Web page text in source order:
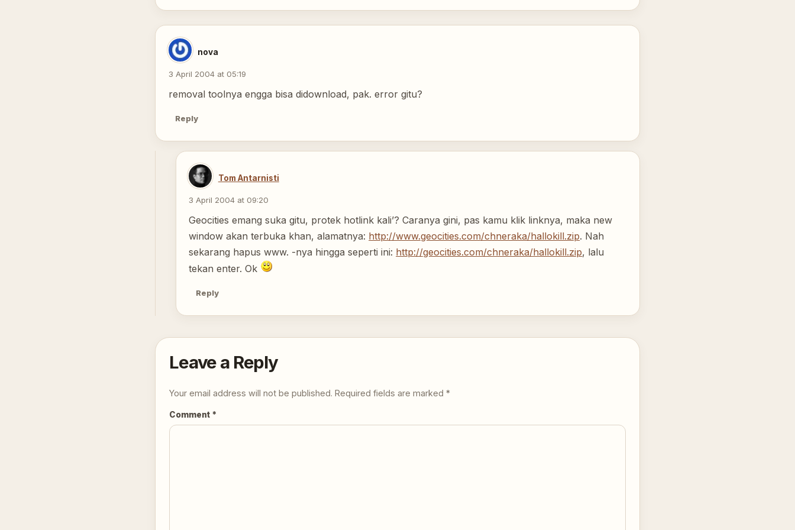
nova
3 April 2004 at 05:19
removal toolnya engga bisa didownload, pak. error gitu?
Reply
Tom Antarnisti
3 April 2004 at 09:20
Geocities emang suka gitu, protek hotlink kali’? Caranya gini, pas kamu klik linknya, maka new
window akan terbuka khan, alamatnya: http://www.geocities.com/chneraka/hallokill.zip. Nah
sekarang hapus www. -nya hingga seperti ini: http://geocities.com/chneraka/hallokill.zip, lalu
tekan enter. Ok
Reply
Leave a Reply
Your email address will not be published. Required fields are marked*
Comment *